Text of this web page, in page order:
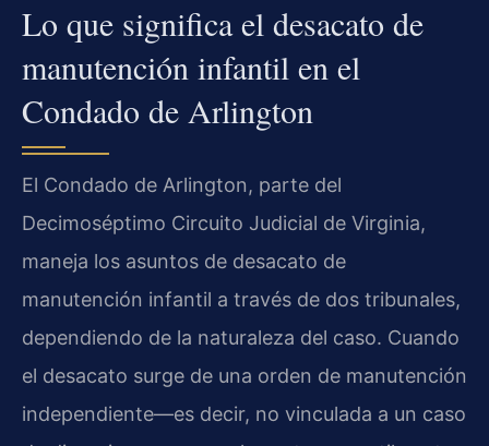
Lo que significa el desacato de
manutención infantil en el
Condado de Arlington
El Condado de Arlington, parte del
Decimoséptimo Circuito Judicial de Virginia,
maneja los asuntos de desacato de
manutención infantil a través de dos tribunales,
dependiendo de la naturaleza del caso. Cuando
el desacato surge de una orden de manutención
independiente—es decir, no vinculada a un caso